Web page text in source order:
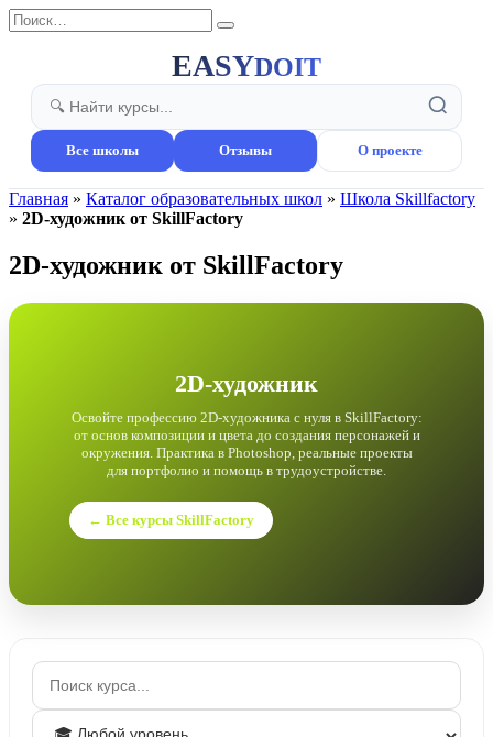
Перейти
к
Search
for:
EASYDOIT
Все школы Отзывы О проекте
Главная » Каталог образовательных школ » Школа Skillfactory
» 2D-художник от SkillFactory
2D-художник от SkillFactory
2D-художник
Освойте профессию 2D-художника с нуля в SkillFactory:
от основ композиции и цвета до создания персонажей и
окружения. Практика в Photoshop, реальные проекты
для портфолио и помощь в трудоустройстве.
← Все курсы SkillFactory